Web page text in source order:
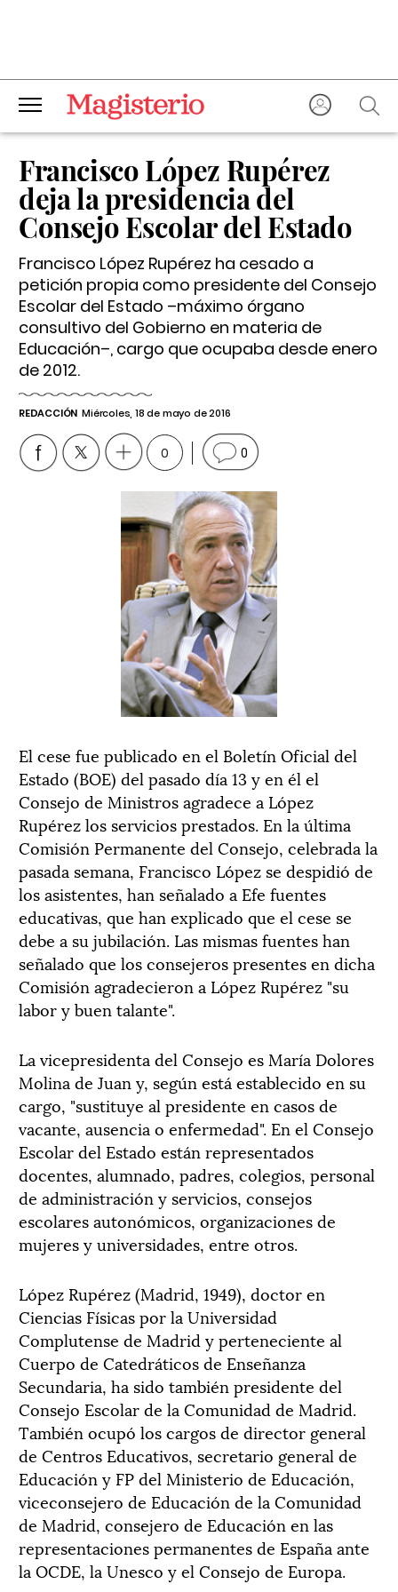
Francisco López Rupérez
deja la presidencia del
Consejo Escolar del Estado
Francisco López Rupérez ha cesado a
petición propia como presidente del Consejo
Escolar del Estado –máximo órgano
consultivo del Gobierno en materia de
Educación–, cargo que ocupaba desde enero
de 2012.
REDACCIÓN Miércoles, 18 de mayo de 2016
0 0
El cese fue publicado en el Boletín Oficial del
Estado (BOE) del pasado día 13 y en él el
Consejo de Ministros agradece a López
Rupérez los servicios prestados. En la última
Comisión Permanente del Consejo, celebrada la
pasada semana, Francisco López se despidió de
los asistentes, han señalado a Efe fuentes
educativas, que han explicado que el cese se
debe a su jubilación. Las mismas fuentes han
señalado que los consejeros presentes en dicha
Comisión agradecieron a López Rupérez "su
labor y buen talante".
La vicepresidenta del Consejo es María Dolores
Molina de Juan y, según está establecido en su
cargo, "sustituye al presidente en casos de
vacante, ausencia o enfermedad". En el Consejo
Escolar del Estado están representados
docentes, alumnado, padres, colegios, personal
de administración y servicios, consejos
escolares autonómicos, organizaciones de
mujeres y universidades, entre otros.
López Rupérez (Madrid, 1949), doctor en
Ciencias Físicas por la Universidad
Complutense de Madrid y perteneciente al
Cuerpo de Catedráticos de Enseñanza
Secundaria, ha sido también presidente del
Consejo Escolar de la Comunidad de Madrid.
También ocupó los cargos de director general
de Centros Educativos, secretario general de
Educación y FP del Ministerio de Educación,
viceconsejero de Educación de la Comunidad
de Madrid, consejero de Educación en las
representaciones permanentes de España ante
la OCDE, la Unesco y el Consejo de Europa.